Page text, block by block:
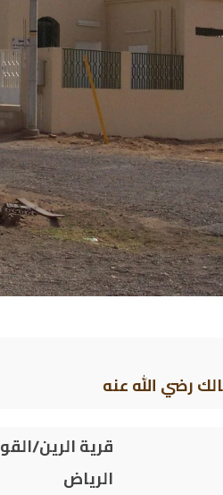
رضي الله عنه
قرية الرين/
الرياض